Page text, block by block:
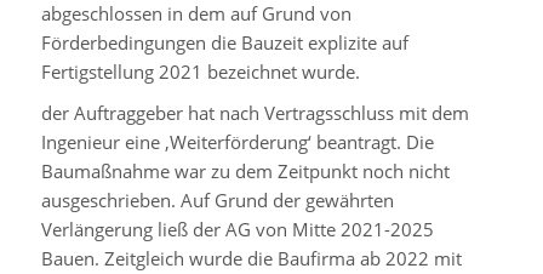
abgeschlossen in dem auf Grund von
Förderbedingungen die Bauzeit explizite auf
Fertigstellung 2021 bezeichnet wurde.
der Auftraggeber hat nach Vertragsschluss mit dem
Ingenieur eine ‚Weiterförderung‘ beantragt. Die
Baumaßnahme war zu dem Zeitpunkt noch nicht
ausgeschrieben. Auf Grund der gewährten
Verlängerung ließ der AG von Mitte 2021-2025
Bauen. Zeitgleich wurde die Baufirma ab 2022 mit